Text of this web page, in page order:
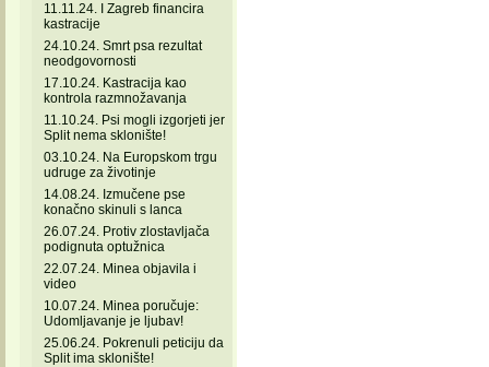
11.11.24. I Zagreb financira
kastracije
24.10.24. Smrt psa rezultat
neodgovornosti
17.10.24. Kastracija kao
kontrola razmnožavanja
11.10.24. Psi mogli izgorjeti jer
Split nema sklonište!
03.10.24. Na Europskom trgu
udruge za životinje
14.08.24. Izmučene pse
konačno skinuli s lanca
26.07.24. Protiv zlostavljača
podignuta optužnica
22.07.24. Minea objavila i
video
10.07.24. Minea poručuje:
Udomljavanje je ljubav!
25.06.24. Pokrenuli peticiju da
Split ima sklonište!